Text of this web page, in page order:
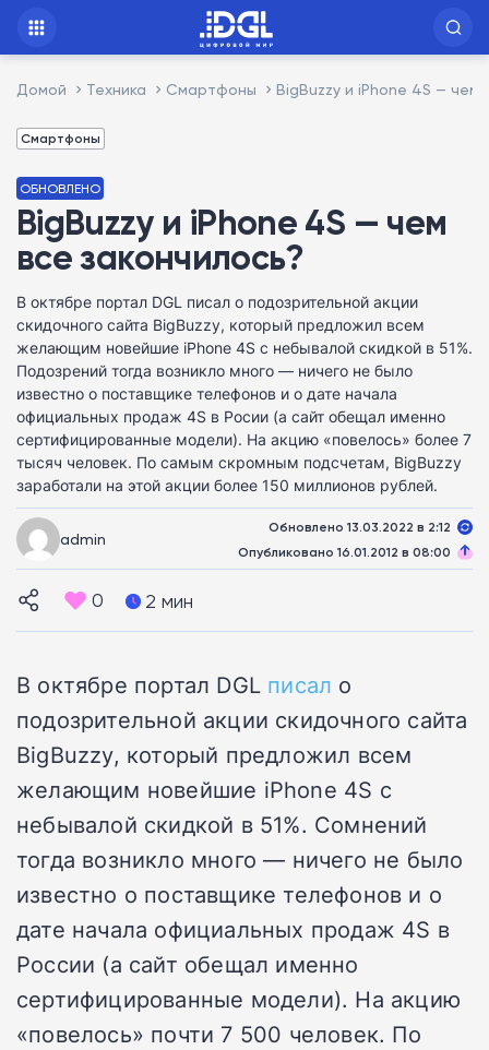
Домой Техника Смартфоны BigBuzzy и iPhone 4S — чем
Смартфоны
ОБНОВЛЕНО
BigBuzzy и iPhone 4S — чем
все закончилось?
В октябре портал DGL писал о подозрительной акции
скидочного сайта BigBuzzy, который предложил всем
желающим новейшие iPhone 4S с небывалой скидкой в 51%.
Подозрений тогда возникло много — ничего не было
известно о поставщике телефонов и о дате начала
официальных продаж 4S в Росии (а сайт обещал именно
сертифицированные модели). На акцию «повелось» более 7
тысяч человек. По самым скромным подсчетам, BigBuzzy
заработали на этой акции более 150 миллионов рублей.
admin
Обновлено 13.03.2022 в 2:12
Опубликовано 16.01.2012 в 08:00
0 2 мин
В октябре портал DGL писал о
подозрительной акции скидочного сайта
BigBuzzy, который предложил всем
желающим новейшие iPhone 4S с
небывалой скидкой в 51%. Сомнений
тогда возникло много — ничего не было
известно о поставщике телефонов и о
дате начала официальных продаж 4S в
России (а сайт обещал именно
сертифицированные модели). На акцию
«повелось» почти 7 500 человек. По